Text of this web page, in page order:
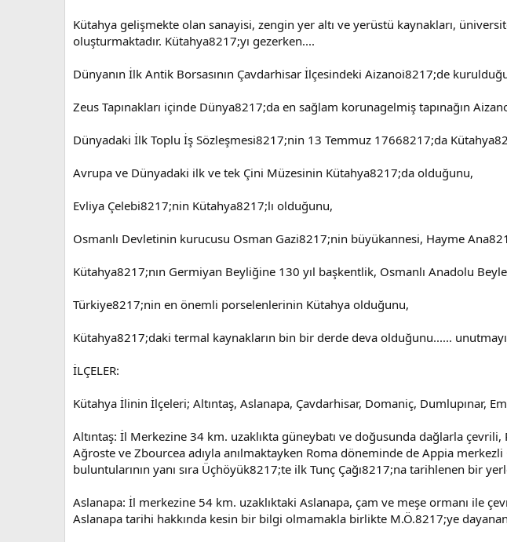
Kütahya gelişmekte olan sanayisi, zengin yer altı ve yerüstü kaynakları,
oluşturmaktadır. Kütahya8217;yı gezerken....
Dünyanın İlk Antik Borsasının Çavdarhisar İlçesindeki Aizanoi8217;de
Zeus Tapınakları içinde Dünya8217;da en sağlam korunagelmiş tapınağın
Dünyadaki İlk Toplu İş Sözleşmesi8217;nin 13 Temmuz 17668217;da
Avrupa ve Dünyadaki ilk ve tek Çini Müzesinin Kütahya8217;da olduğunu,
Evliya Çelebi8217;nin Kütahya8217;lı olduğunu,
Osmanlı Devletinin kurucusu Osman Gazi8217;nin büyükannesi, Hayme
Kütahya8217;nın Germiyan Beyliğine 130 yıl başkentlik, Osmanlı Anadolu
Türkiye8217;nin en önemli porselenlerinin Kütahya olduğunu,
Kütahya8217;daki termal kaynakların bin bir derde deva olduğunu......
İLÇELER:
Kütahya İlinin İlçeleri; Altıntaş, Aslanapa, Çavdarhisar, Domaniç, Dumlupınar,
Altıntaş: İl Merkezine 34 km. uzaklıkta güneybatı ve doğusunda dağlarla
Ağroste ve Zbourcea adıyla anılmaktayken Roma döneminde de Appia
buluntularının yanı sıra Üçhöyük8217;te ilk Tunç Çağı8217;na tarihlenen bir
Aslanapa: İl merkezine 54 km. uzaklıktaki Aslanapa, çam ve meşe ormanı ile
Aslanapa tarihi hakkında kesin bir bilgi olmamakla birlikte M.Ö.8217;ye